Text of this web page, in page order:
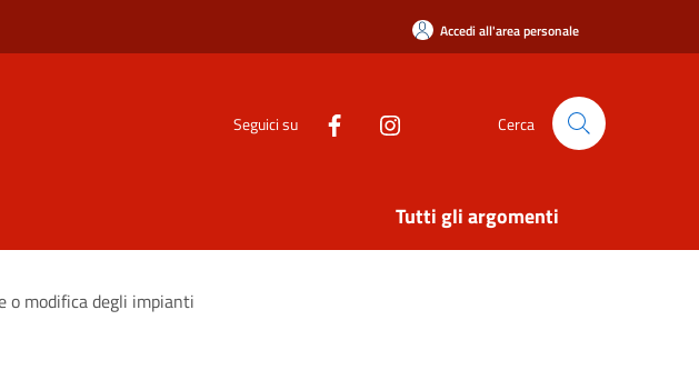
Accedi all'area personale
Seguici su Cerca
Tutti gli argomenti
o modifica degli impianti